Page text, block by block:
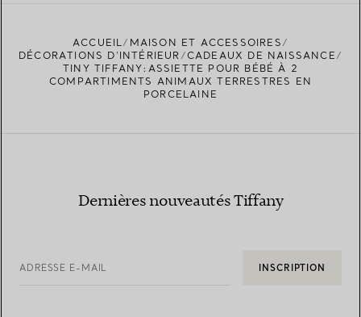
TROUVEZ LA BOUTIQUE LA PLUS PROCHE
ACCUEIL
MAISON ET ACCESSOIRES
DÉCORATIONS D'INTÉRIEUR
CADEAUX DE NAISSANCE
TINY TIFFANY:ASSIETTE POUR BÉBÉ À 2
COMPARTIMENTS ANIMAUX TERRESTRES EN
PORCELAINE
Dernières nouveautés Tiffany
ADRESSE E-MAIL INSCRIPTION